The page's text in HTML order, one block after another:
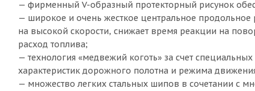
— фирменный V-образный протекторный рисунок
— широкое и очень жесткое центральное
на высокой скорости, снижает время реакции на
расход топлива;
— технология «медвежий коготь» за счет
характеристик дорожного полотна и режима
— множество легких стальных шипов в сочетании с